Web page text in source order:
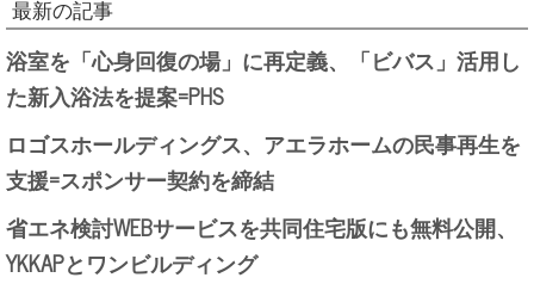
最新の記事
浴室を「心身回復の場」に再定義、「ビバス」活用し
た新入浴法を提案=PHS
ロゴスホールディングス、アエラホームの民事再生を
支援=スポンサー契約を締結
省エネ検討WEBサービスを共同住宅版にも無料公開、
YKKAPとワンビルディング